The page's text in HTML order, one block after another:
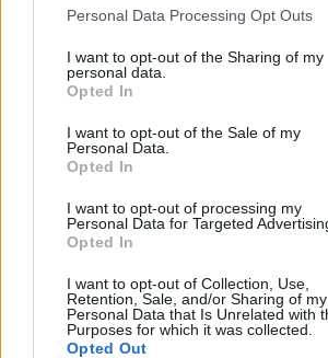
Please note that this website/app uses
not limited to your visit or usage
grant or deny consent to Google and its
use your data for below specified
consent section.
Personal Data Processing Opt Outs
I want to opt-out of the Sharing of my
personal data.
Opted In
I want to opt-out of the Sale of my
Personal Data.
Opted In
I want to opt-out of processing my
Personal Data for Targeted
Opted In
I want to opt-out of Collection, Use,
Retention, Sale, and/or Sharing of my
Personal Data that Is Unrelated with
Purposes for which it was collected.
Opted Out
tego Iwo , kiedytego Iwa , kiedy
Ciekawostki
— Czy węgieł ma coś wspólnego
pleonazm— O pleonazmach w
Mogą Cię zainteresować również
desusy